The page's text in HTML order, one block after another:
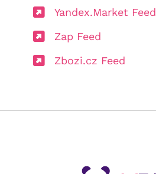
Yandex.Market Feed
Zap Feed
Zbozi.cz Feed